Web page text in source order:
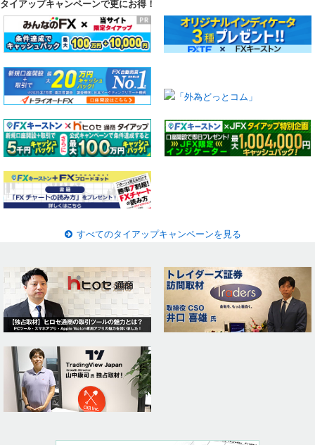
タイアップキャンペーンで更にお得！
すべてのタイアップキャンペーンを見る